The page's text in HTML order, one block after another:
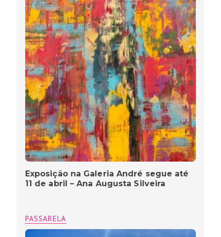
Exposição na Galeria André segue até
11 de abril – Ana Augusta Silveira
PASSARELA